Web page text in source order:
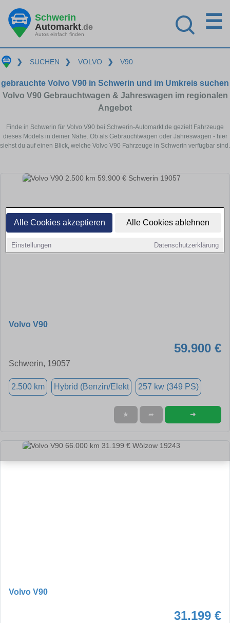
Alle Cookies akzeptieren Alle Cookies ablehnen
Einstellungen Datenschutzerklärung
Schwerin
Automarkt.de
Autos einfach finden
☰
❯ SUCHEN ❯ VOLVO ❯ V90
gebrauchte Volvo V90 in Schwerin und im Umkreis suchen
Volvo V90 Gebrauchtwagen & Jahreswagen im regionalen
Angebot
Finde in Schwerin für Volvo V90 bei Schwerin-Automarkt.de gezielt Fahrzeuge
dieses Models in deiner Nähe. Ob als Gebrauchtwagen oder Jahreswagen - hier
siehst du auf einen Blick, welche Volvo V90 Fahrzeuge in Schwerin verfügbar sind.
Volvo V90
59.900 €
Schwerin, 19057
2.500 km Hybrid (Benzin/Elekt 257 kw (349 PS)
★ ➦ ➜
Volvo V90
31.199 €